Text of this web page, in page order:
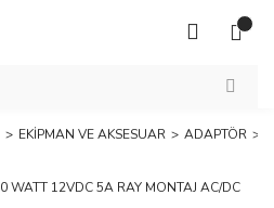
EKİPMAN VE AKSESUAR ADAPTÖR